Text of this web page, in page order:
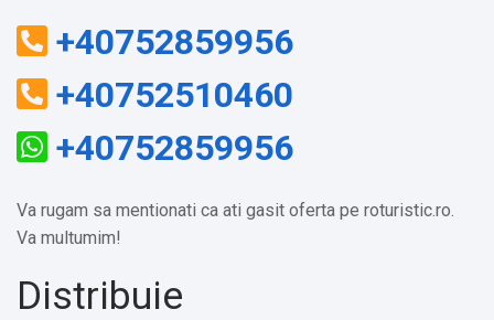
+40752859956
+40752510460
+40752859956
Va rugam sa mentionati ca ati gasit oferta pe roturistic.ro.
Va multumim!
Distribuie